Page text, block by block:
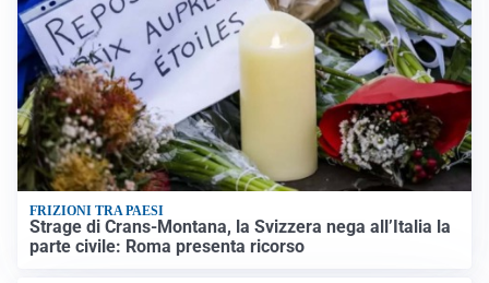
FRIZIONI TRA PAESI
Strage di Crans-Montana, la Svizzera nega all’Italia la
parte civile: Roma presenta ricorso